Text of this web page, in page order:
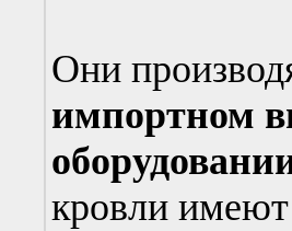
Они
импортном
кровли